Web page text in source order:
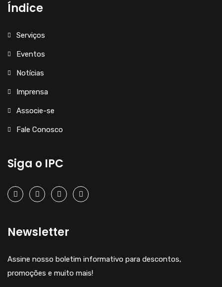
Índice
Serviços
Eventos
Notícias
Imprensa
Associe-se
Fale Conosco
Siga o IPC
Newsletter
Assine nosso boletim informativo para descontos,
promoções e muito mais!